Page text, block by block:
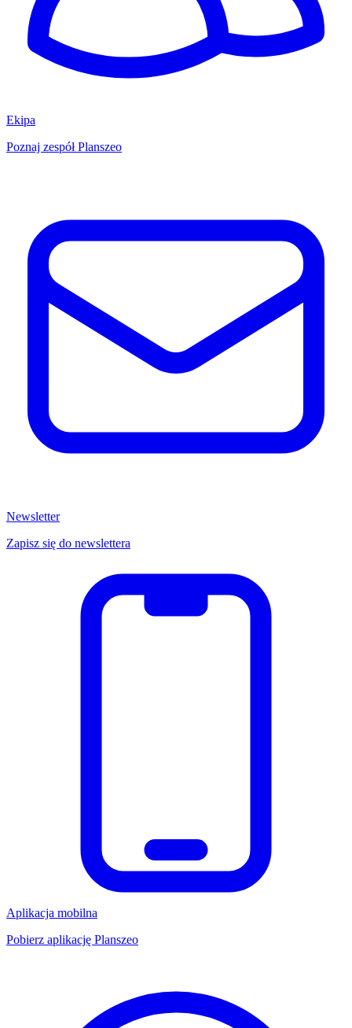
Ekipa
Poznaj zespół Planszeo
Newsletter
Zapisz się do newslettera
Aplikacja mobilna
Pobierz aplikację Planszeo